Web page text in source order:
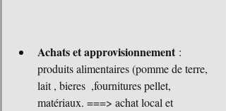
Achats et approvisionnement :
produits alimentaires (pomme de terre,
lait , bieres  ,fournitures pellet,
matériaux. ===> achat local et